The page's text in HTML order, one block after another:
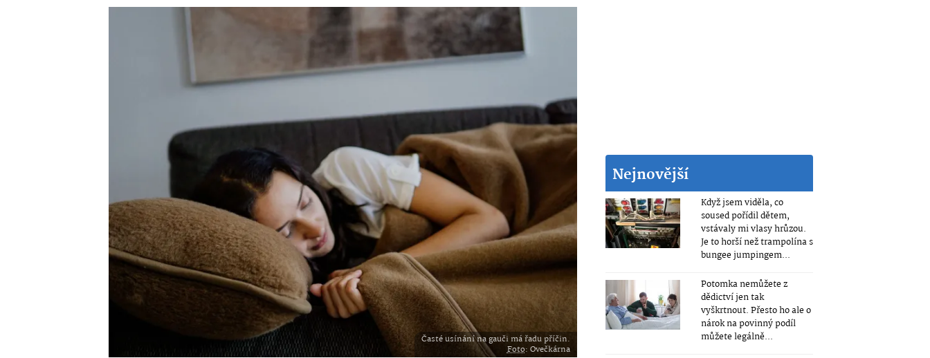
Časté usínání na gauči má řadu příčin.
Foto: Ovečkárna
Nejnovější
Když jsem viděla, co
soused pořídil dětem,
vstávaly mi vlasy hrůzou.
Je to horší než trampolína s
bungee jumpingem...
Potomka nemůžete z
dědictví jen tak
vyškrtnout. Přesto ho ale o
nárok na povinný podíl
můžete legálně...